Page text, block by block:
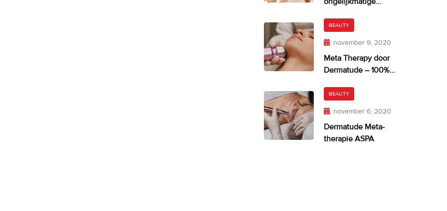
BEAUTY
november 9, 2020
Meta Therapy door
Dermatude – 100%
BEAUTY
november 6, 2020
Dermatude Meta-
therapie ASPA